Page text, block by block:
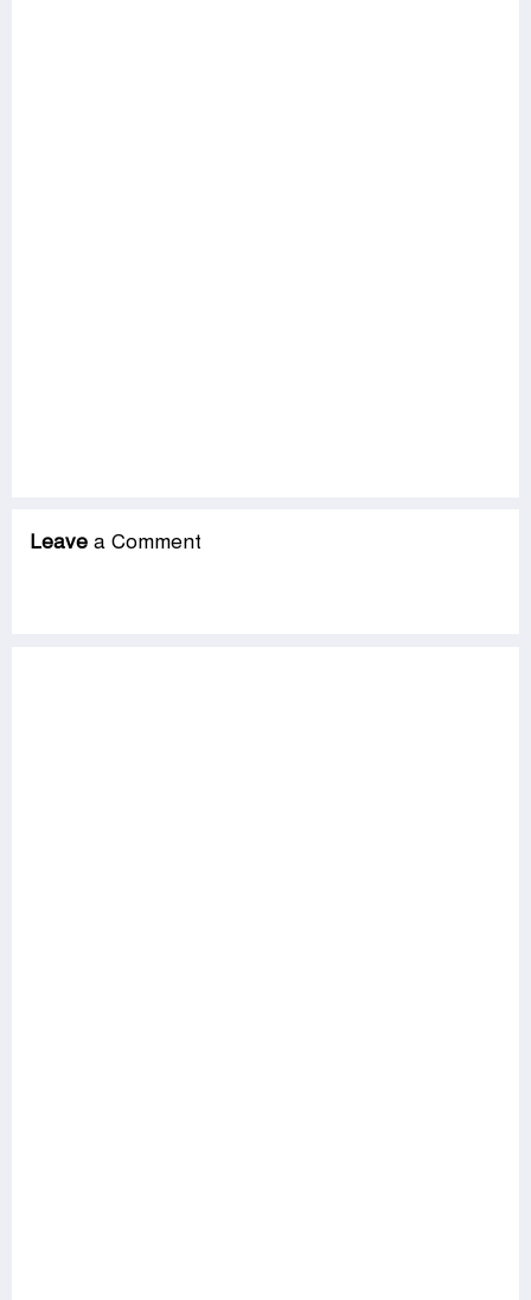
Leave a Comment